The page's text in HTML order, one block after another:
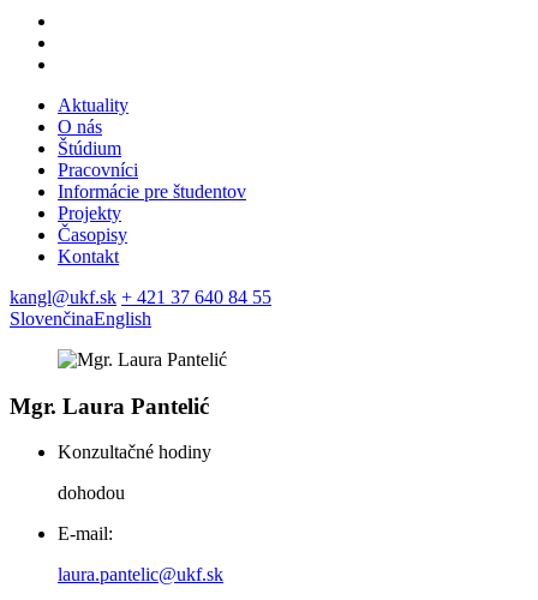
Aktuality
O nás
Štúdium
Pracovníci
Informácie pre študentov
Projekty
Časopisy
Kontakt
kangl@ukf.sk + 421 37 640 84 55
SlovenčinaEnglish
Mgr. Laura Pantelić
Konzultačné hodiny
dohodou
E-mail:
laura.pantelic@ukf.sk